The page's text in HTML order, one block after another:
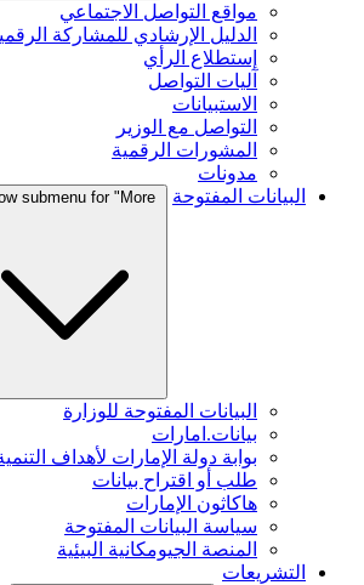
مواقع التواصل الاجتماعي
الدليل الإرشادي للمشاركة
إستطلاع الرأي
آليات التواصل
الاستبيانات
التواصل مع الوزير
المشورات الرقمية
مدونات
البيانات المفتوحة
submenu for "More"
البيانات المفتوحة للوزارة
بيانات.امارات
بوابة دولة الإمارات لأهداف
طلب أو اقتراح بيانات
هاكاثون الإمارات
سياسة البيانات المفتوحة
المنصة الجيومكانية البيئية
التشريعات